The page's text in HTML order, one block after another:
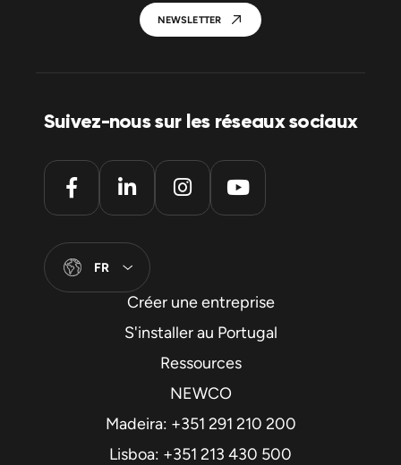
NEWSLETTER
Suivez-nous sur les réseaux sociaux
FR
Créer une entreprise
S'installer au Portugal
Ressources
NEWCO
Madeira: +351 291 210 200
Lisboa: +351 213 430 500